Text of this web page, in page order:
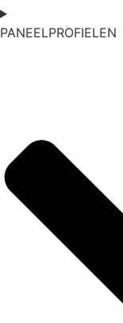
PANEELPROFIELEN